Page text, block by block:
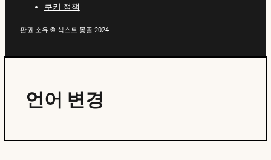
쿠키 정책
판권 소유 © 식스트 몽골 2024
언어 변경